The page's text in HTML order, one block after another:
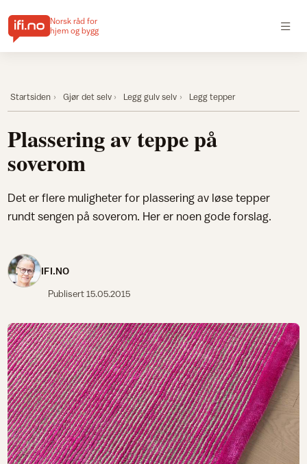
Norsk råd for
hjem og bygg
Startsiden Gjør det selv Legg gulv selv Legg tepper
Plassering av teppe på
soverom
Det er flere muligheter for plassering av løse tepper
rundt sengen på soverom. Her er noen gode forslag.
IFI.NO
Publisert15.05.2015